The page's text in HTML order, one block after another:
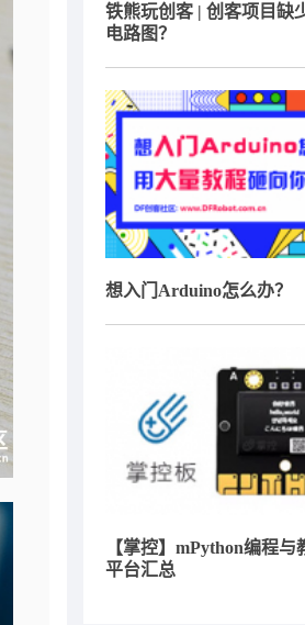
铁熊玩创客 | 创客项目缺
电路图？
想入门Arduino怎么办？
【掌控】mPython编程与
平台汇总